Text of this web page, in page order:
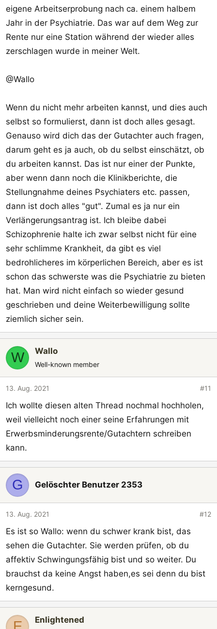
eigene Arbeitserprobung nach ca. einem halbem
Jahr in der Psychiatrie. Das war auf dem Weg zur
Rente nur eine Station während der wieder alles
zerschlagen wurde in meiner Welt.
@Wallo
Wenn du nicht mehr arbeiten kannst, und dies auch
selbst so formulierst, dann ist doch alles gesagt.
Genauso wird dich das der Gutachter auch fragen,
darum geht es ja auch, ob du selbst einschätzt, ob
du arbeiten kannst. Das ist nur einer der Punkte,
aber wenn dann noch die Klinikberichte, die
Stellungnahme deines Psychiaters etc. passen,
dann ist doch alles "gut". Zumal es ja nur ein
Verlängerungsantrag ist. Ich bleibe dabei
Schizophrenie halte ich zwar selbst nicht für eine
sehr schlimme Krankheit, da gibt es viel
bedrohlicheres im körperlichen Bereich, aber es ist
schon das schwerste was die Psychiatrie zu bieten
hat. Man wird nicht einfach so wieder gesund
geschrieben und deine Weiterbewilligung sollte
ziemlich sicher sein.
W Wallo
Well-known member
13. Aug. 2021 #11
Ich wollte diesen alten Thread nochmal hochholen,
weil vielleicht noch einer seine Erfahrungen mit
Erwerbsminderungsrente/Gutachtern schreiben
kann.
G Gelöschter Benutzer 2353
13. Aug. 2021 #12
Es ist so Wallo: wenn du schwer krank bist, das
sehen die Gutachter. Sie werden prüfen, ob du
affektiv Schwingungsfähig bist und so weiter. Du
brauchst da keine Angst haben,es sei denn du bist
kerngesund.
Enlightened